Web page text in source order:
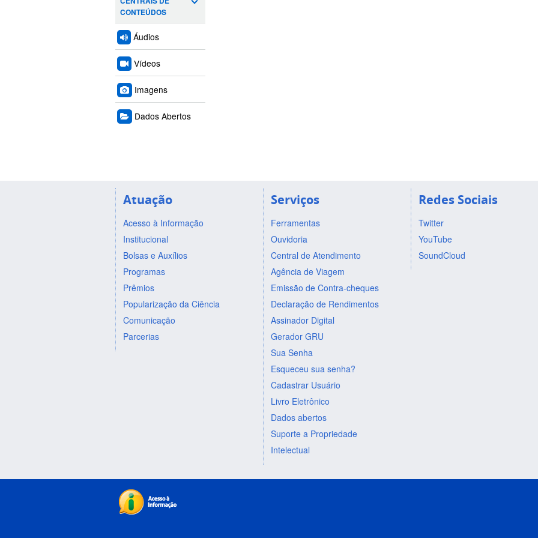
CONTEÚDOS
Áudios
Vídeos
Imagens
Dados Abertos
Atuação
Acesso à Informação
Institucional
Bolsas e Auxílios
Programas
Prêmios
Popularização da Ciência
Comunicação
Parcerias
Serviços
Ferramentas
Ouvidoria
Central de Atendimento
Agência de Viagem
Emissão de Contra-cheques
Declaração de Rendimentos
Assinador Digital
Gerador GRU
Sua Senha
Esqueceu sua senha?
Cadastrar Usuário
Livro Eletrônico
Dados abertos
Suporte a Propriedade
Intelectual
Redes Sociais
Twitter
YouTube
SoundCloud